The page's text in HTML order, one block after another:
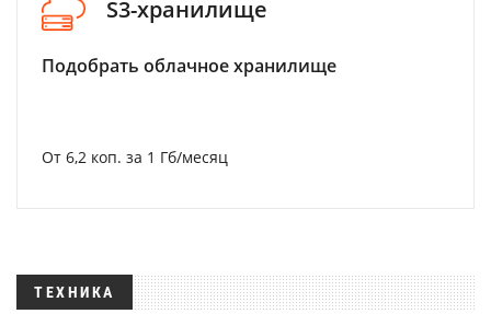
S3-хранилище
Подобрать облачное хранилище
От 6,2 коп. за 1 Гб/месяц
ТЕХНИКА